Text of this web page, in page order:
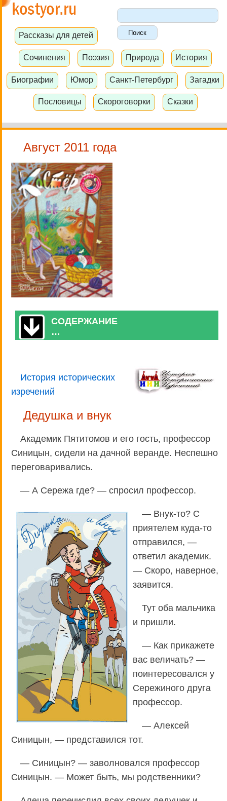
Рассказы для детей
Сочинения Поэзия Природа История
Биографии Юмор Санкт-Петербург Загадки
Пословицы Скороговорки Сказки
Август 2011 года
СОДЕРЖАНИЕ
…
История исторических
изречений
Дедушка и внук
Академик Пятитомов и его гость, профессор
Синицын, сидели на дачной веранде. Неспешно
переговаривались.
— А Сережа где? — спросил профессор.
— Внук-то? С
приятелем куда-то
отправился, —
ответил академик.
— Скоро, наверное,
заявится.
Тут оба мальчика
и пришли.
— Как прикажете
вас величать? —
поинтересовался у
Сережиного друга
профессор.
— Алексей
Синицын, — представился тот.
— Синицын? — заволновался профессор
Синицын. — Может быть, мы родственники?